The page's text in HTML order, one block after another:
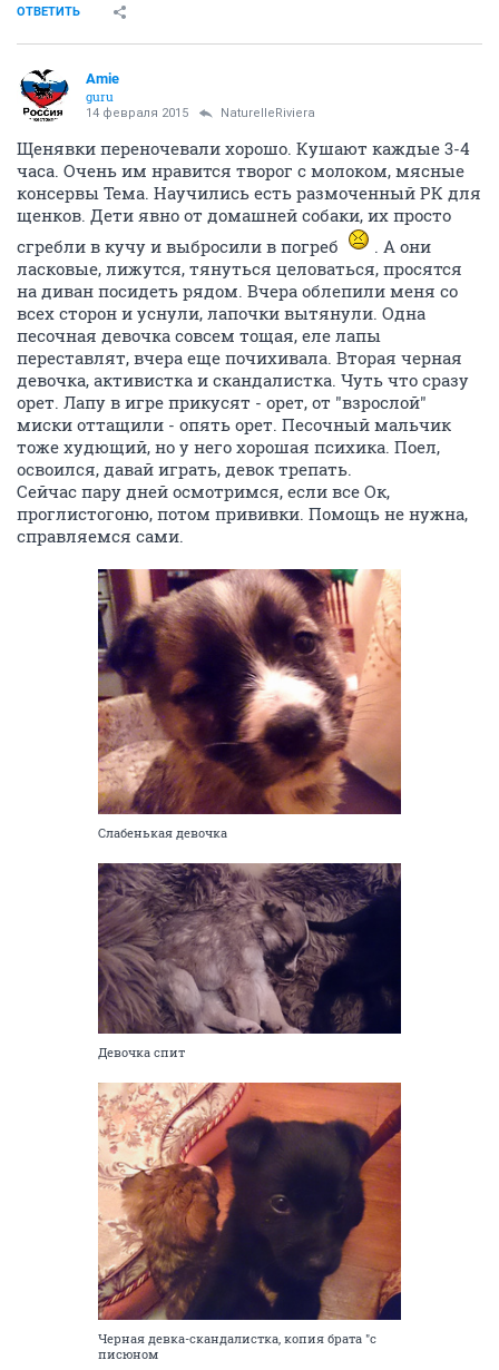
ОТВЕТИТЬ
Amie
guru
14 февраля 2015 NaturelleRiviera
Щенявки переночевали хорошо. Кушают каждые 3-4
часа. Очень им нравится творог с молоком, мясные
консервы Тема. Научились есть размоченный РК для
щенков. Дети явно от домашней собаки, их просто
сгребли в кучу и выбросили в погреб
. А они
ласковые, лижутся, тянуться целоваться, просятся
на диван посидеть рядом. Вчера облепили меня со
всех сторон и уснули, лапочки вытянули. Одна
песочная девочка совсем тощая, еле лапы
переставлят, вчера еще почихивала. Вторая черная
девочка, активистка и скандалистка. Чуть что сразу
орет. Лапу в игре прикусят - орет, от "взрослой"
миски оттащили - опять орет. Песочный мальчик
тоже худющий, но у него хорошая психика. Поел,
освоился, давай играть, девок трепать.
Сейчас пару дней осмотримся, если все Ок,
проглистогоню, потом прививки. Помощь не нужна,
справляемся сами.
Слабенькая девочка
Девочка спит
Черная девка-скандалистка, копия брата "с
писюном